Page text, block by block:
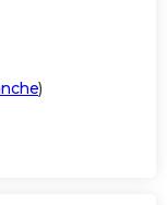
)